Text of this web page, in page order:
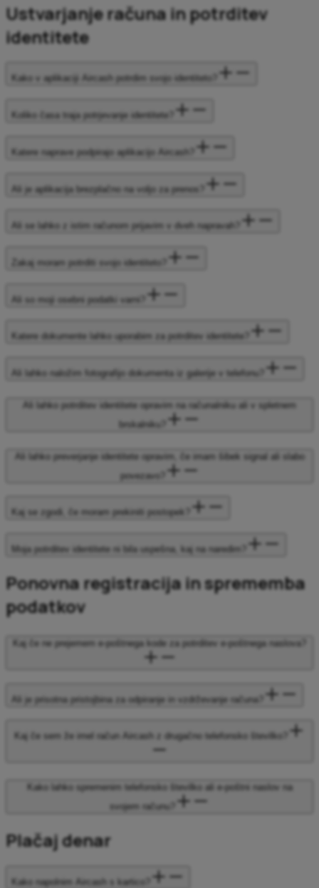
Ustvarjanje računa in potrditev
identitete
Kako v aplikaciji Aircash potrdim svojo identiteto?
Koliko časa traja potrjevanje identitete?
Katere naprave podpirajo aplikacijo Aircash?
Ali je aplikacija brezplačno na voljo za prenos?
Ali se lahko z istim računom prijavim v dveh napravah?
Zakaj moram potrditi svojo identiteto?
Ali so moji osebni podatki varni?
Katere dokumente lahko uporabim za potrditev identitete?
Ali lahko naložim fotografijo dokumenta iz galerije v telefonu?
Ali lahko potrditev identitete opravim na računalniku ali v spletnem
brskalniku?
Ali lahko preverjanje identitete opravim, če imam šibek signal ali slabo
povezavo?
Kaj se zgodi, če moram prekiniti postopek?
Moja potrditev identitete ni bila uspešna, kaj na naredim?
Ponovna registracija in sprememba
podatkov
Kaj če ne prejemem e-poštnega kode za potrditev e-poštnega naslova?
Ali je prisotna pristojbina za odpiranje in vzdrževanje računa?
Kaj če sem že imel račun Aircash z drugačno telefonsko številko?
Kako lahko spremenim telefonsko številko ali e-poštni naslov na
svojem računu?
Plačaj denar
Kako napolnim Aircash s kartico?